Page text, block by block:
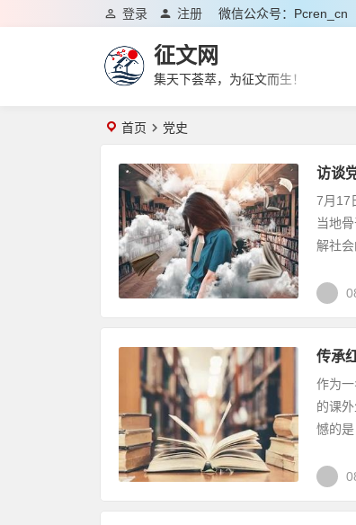
微信公众号：pcren_cn
登录 注册
征文网
集天下荟萃，为征文而生！
首页 党史
访谈
7月17
当地
解社
传承
作为
的课
憾的